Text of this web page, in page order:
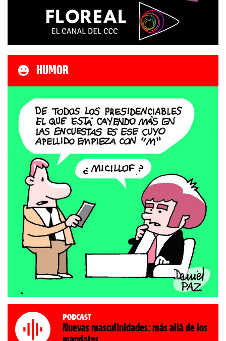
HUMOR
Podcast
Nuevas masculinidades: más allá de los